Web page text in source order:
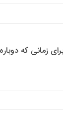
زمانی که